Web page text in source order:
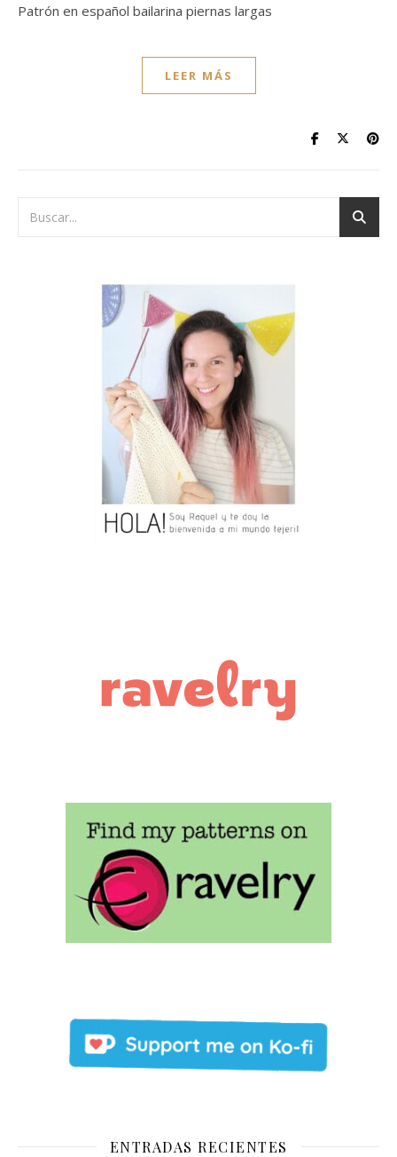
Patrón en español bailarina piernas largas
LEER MÁS
ENTRADAS RECIENTES